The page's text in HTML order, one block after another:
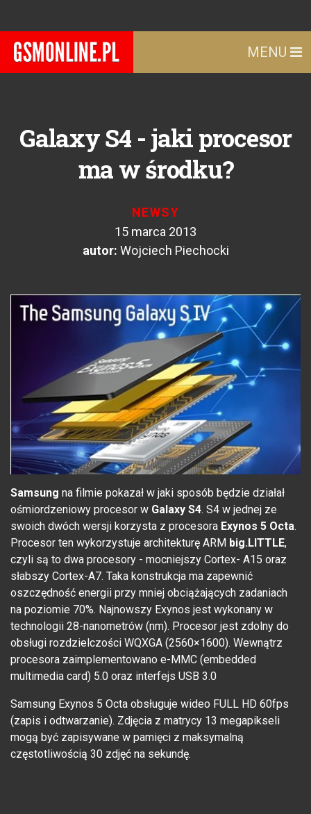
MENU
Galaxy S4 - jaki procesor
ma w środku?
NEWSY
15 marca 2013
autor: Wojciech Piechocki
Samsung na filmie pokazał w jaki sposób będzie działał
ośmiordzeniowy procesor w Galaxy S4. S4 w jednej ze
swoich dwóch wersji korzysta z procesora Exynos 5 Octa.
Procesor ten wykorzystuje architekturę ARM big.LITTLE,
czyli są to dwa procesory - mocniejszy Cortex- A15 oraz
słabszy Cortex-A7. Taka konstrukcja ma zapewnić
oszczędność energii przy mniej obciążających zadaniach
na poziomie 70%. Najnowszy Exynos jest wykonany w
technologii 28-nanometrów (nm). Procesor jest zdolny do
obsługi rozdzielczości WQXGA (2560×1600). Wewnątrz
procesora zaimplementowano e-MMC (embedded
multimedia card) 5.0 oraz interfejs USB 3.0
Samsung Exynos 5 Octa obsługuje wideo FULL HD 60fps
(zapis i odtwarzanie). Zdjęcia z matrycy 13 megapikseli
mogą być zapisywane w pamięci z maksymalną
częstotliwością 30 zdjęć na sekundę.